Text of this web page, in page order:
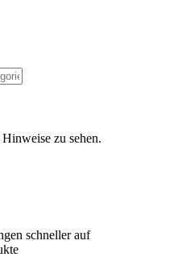
zu sehen.
schneller auf